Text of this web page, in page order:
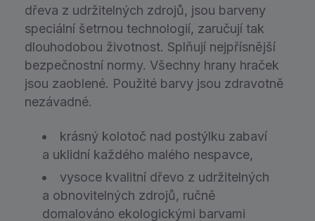
dřeva z udržitelných zdrojů, jsou barveny
speciální šetrnou technologií, zaručují tak
dlouhodobou životnost. Splňují nejpřísnější
bezpečnostní normy. Všechny hrany hraček
jsou zaoblené. Použité barvy jsou zdravotně
nezávadné.
krásný kolotoč nad postýlku zabaví
a uklidní každého malého nespavce,
vysoce kvalitní dřevo z udržitelných
a obnovitelných zdro­jů, ručně
domalováno ekologickými barvami